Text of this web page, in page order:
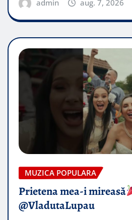
admin aug. 7, 2026
MUZICA POPULARA
Prietena mea-i mireasă​
@VladutaLupau